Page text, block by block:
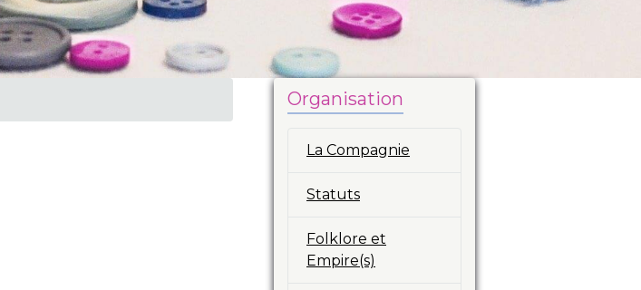
Organisation
La Compagnie
Statuts
Folklore et
Empire(s)